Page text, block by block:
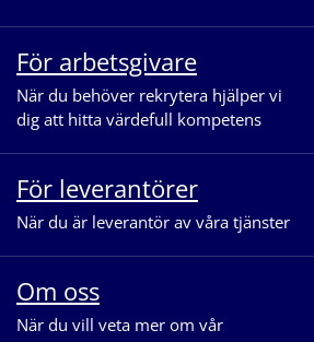
För arbetsgivare
När du behöver rekrytera hjälper vi
dig att hitta värdefull kompetens
För leverantörer
När du är leverantör av våra tjänster
Om oss
När du vill veta mer om vår